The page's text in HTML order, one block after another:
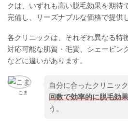
クは、いずれも高い脱毛効果を期待
完備し、リーズナブルな価格で提供
各クリニックは、それぞれ異なる特
対応可能な肌質・毛質、シェービン
などに違いがあります。
こま
自分に合ったクリニッ
回数で効率的に脱毛効果
う。